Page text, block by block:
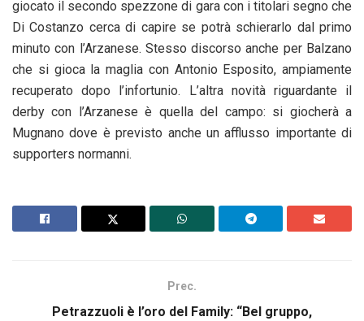
giocato il secondo spezzone di gara con i titolari segno che
Di Costanzo cerca di capire se potrà schierarlo dal primo
minuto con l’Arzanese. Stesso discorso anche per Balzano
che si gioca la maglia con Antonio Esposito, ampiamente
recuperato dopo l’infortunio. L’altra novità riguardante il
derby con l’Arzanese è quella del campo: si giocherà a
Mugnano dove è previsto anche un afflusso importante di
supporters normanni.
Prec.
Petrazzuoli è l’oro del Family: “Bel gruppo,